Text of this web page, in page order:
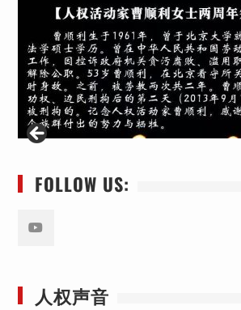
FOLLOW US:
人权声音